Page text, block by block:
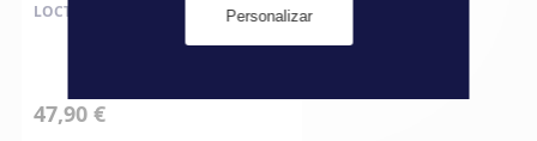
LOCTITE SI 5331 100 ML
47,90 €
Personalizar